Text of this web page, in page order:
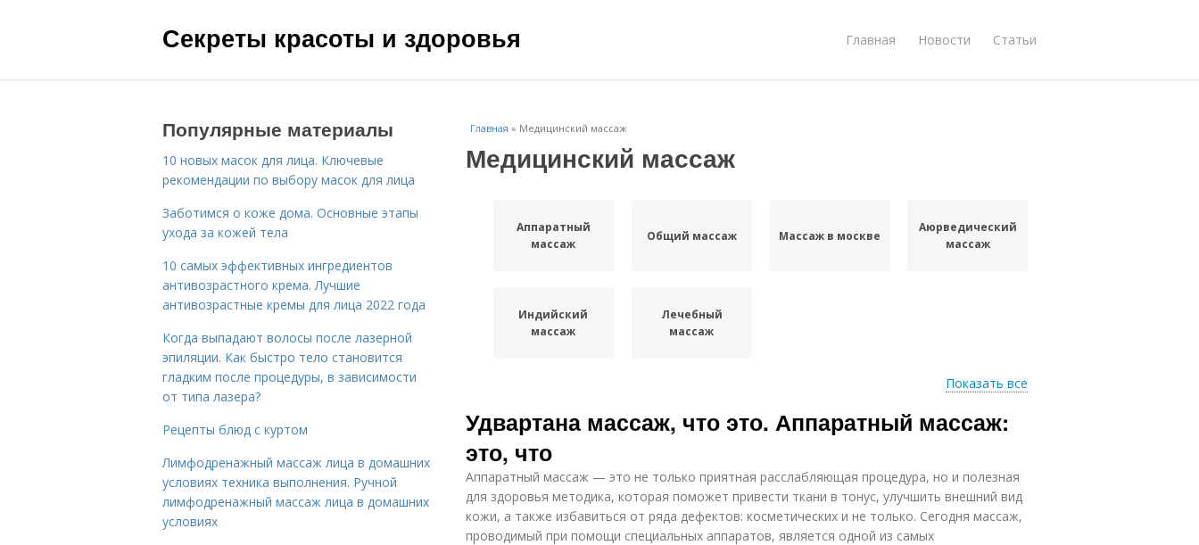
Секреты красоты и здоровья Главная Новости Статьи
Главная » Медицинский массаж
Медицинский массаж
Аппаратный
массаж
Общий массаж Массаж в москве
Аюрведический
массаж
Индийский
массаж
Лечебный
массаж
Показать все
Удвартана массаж, что это. Аппаратный массаж:
это, что
Аппаратный массаж — это не только приятная расслабляющая процедура, но и полезная
для здоровья методика, которая поможет привести ткани в тонус, улучшить внешний вид
кожи, а также избавиться от ряда дефектов: косметических и не только. Сегодня массаж,
проводимый при помощи специальных аппаратов, является одной из самых
Популярные материалы
10 новых масок для лица. Ключевые
рекомендации по выбору масок для лица
Заботимся о коже дома. Основные этапы
ухода за кожей тела
10 самых эффективных ингредиентов
антивозрастного крема. Лучшие
антивозрастные кремы для лица 2022 года
Когда выпадают волосы после лазерной
эпиляции. Как быстро тело становится
гладким после процедуры, в зависимости
от типа лазера?
Рецепты блюд с куртом
Лимфодренажный массаж лица в домашних
условиях техника выполнения. Ручной
лимфодренажный массаж лица в домашних
условиях